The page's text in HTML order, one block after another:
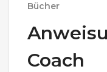
Bücher
Coach